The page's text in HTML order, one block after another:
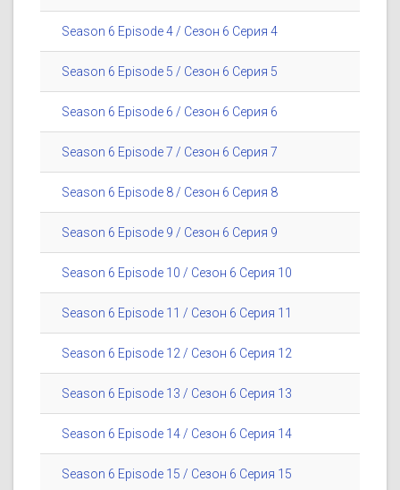
Season 6 Episode 4 / Сезон 6 Серия 4
Season 6 Episode 5 / Сезон 6 Серия 5
Season 6 Episode 6 / Сезон 6 Серия 6
Season 6 Episode 7 / Сезон 6 Серия 7
Season 6 Episode 8 / Сезон 6 Серия 8
Season 6 Episode 9 / Сезон 6 Серия 9
Season 6 Episode 10 / Сезон 6 Серия 10
Season 6 Episode 11 / Сезон 6 Серия 11
Season 6 Episode 12 / Сезон 6 Серия 12
Season 6 Episode 13 / Сезон 6 Серия 13
Season 6 Episode 14 / Сезон 6 Серия 14
Season 6 Episode 15 / Сезон 6 Серия 15